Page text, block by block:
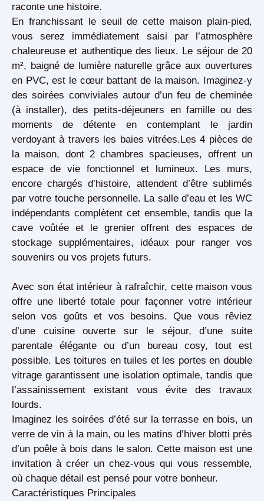
raconte une histoire.
En franchissant le seuil de cette maison plain-pied,
vous serez immédiatement saisi par l’atmosphère
chaleureuse et authentique des lieux. Le séjour de 20
m², baigné de lumière naturelle grâce aux ouvertures
en PVC, est le cœur battant de la maison. Imaginez-y
des soirées conviviales autour d’un feu de cheminée
(à installer), des petits-déjeuners en famille ou des
moments de détente en contemplant le jardin
verdoyant à travers les baies vitrées.Les4 pièces de
la maison, dont 2 chambres spacieuses, offrent un
espace de vie fonctionnel et lumineux. Les murs,
encore chargés d’histoire, attendent d’être sublimés
par votre touche personnelle. La salle d’eau et lesWC
indépendants complètent cet ensemble, tandis que la
cave voûtéeet le grenieroffrent des espaces de
stockage supplémentaires, idéaux pour ranger vos
souvenirs ou vos projets futurs.
Avec son état intérieur à rafraîchir, cette maison vous
offre une liberté totale pour façonner votre intérieur
selon vos goûts et vos besoins. Que vous rêviez
d’une cuisine ouverte sur le séjour, d’unesuite
parentale élégante ou d’un bureau cosy, tout est
possible. Lestoitures en tuiles et les portes en double
vitrage garantissent une isolation optimale, tandis que
l’assainissement existant vous évite des travaux
lourds.
Imaginez les soirées d’été sur laterrasse en bois, un
verre de vin à la main, ou les matins d’hiver blotti près
d’un poêle à bois dans le salon. Cette maison est une
invitation à créer un chez-vous qui vous ressemble,
où chaque détail est pensé pour votre bonheur.
Caractéristiques Principales